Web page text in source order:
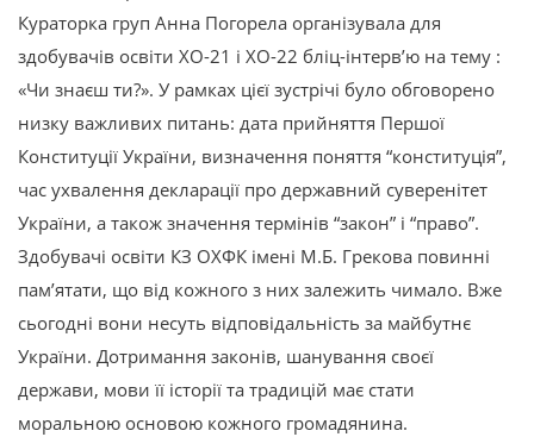
Кураторка груп Анна Погорела організувала для
здобувачів освіти ХО-21 і ХО-22 бліц-інтерв’ю на тему :
«Чи знаєш ти?». У рамках цієї зустрічі було обговорено
низку важливих питань: дата прийняття Першої
Конституції України, визначення поняття “конституція”,
час ухвалення декларації про державний суверенітет
України, а також значення термінів “закон” і “право”.
Здобувачі освіти КЗ ОХФК імені М.Б. Грекова повинні
пам’ятати, що від кожного з них залежить чимало. Вже
сьогодні вони несуть відповідальність за майбутнє
України. Дотримання законів, шанування своєї
держави, мови її історії та традицій має стати
моральною основою кожного громадянина.